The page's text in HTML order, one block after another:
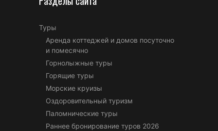
Туры
Аренда коттеджей и домов посуточно
и помесячно
Горнолыжные туры
Горящие туры
Морские круизы
Оздоровительный туризм
Паломнические туры
Раннее бронирование туров 2026